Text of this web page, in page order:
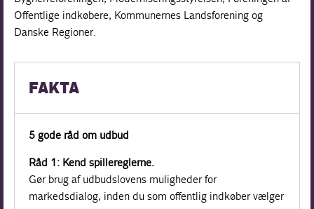
Offentlige indkøbere, Kommunernes Landsforening og
Danske Regioner.
FAKTA
5 gode råd om udbud
Råd 1: Kend spillereglerne.
Gør brug af udbudslovens muligheder for
markedsdialog, inden du som offentlig indkøber vælger